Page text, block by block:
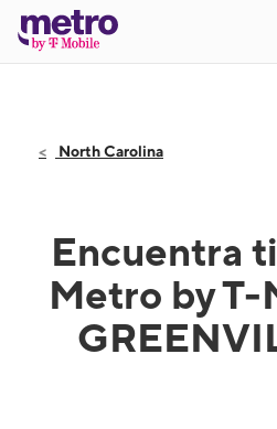
North Carolina
Encuentra
Metro by T-